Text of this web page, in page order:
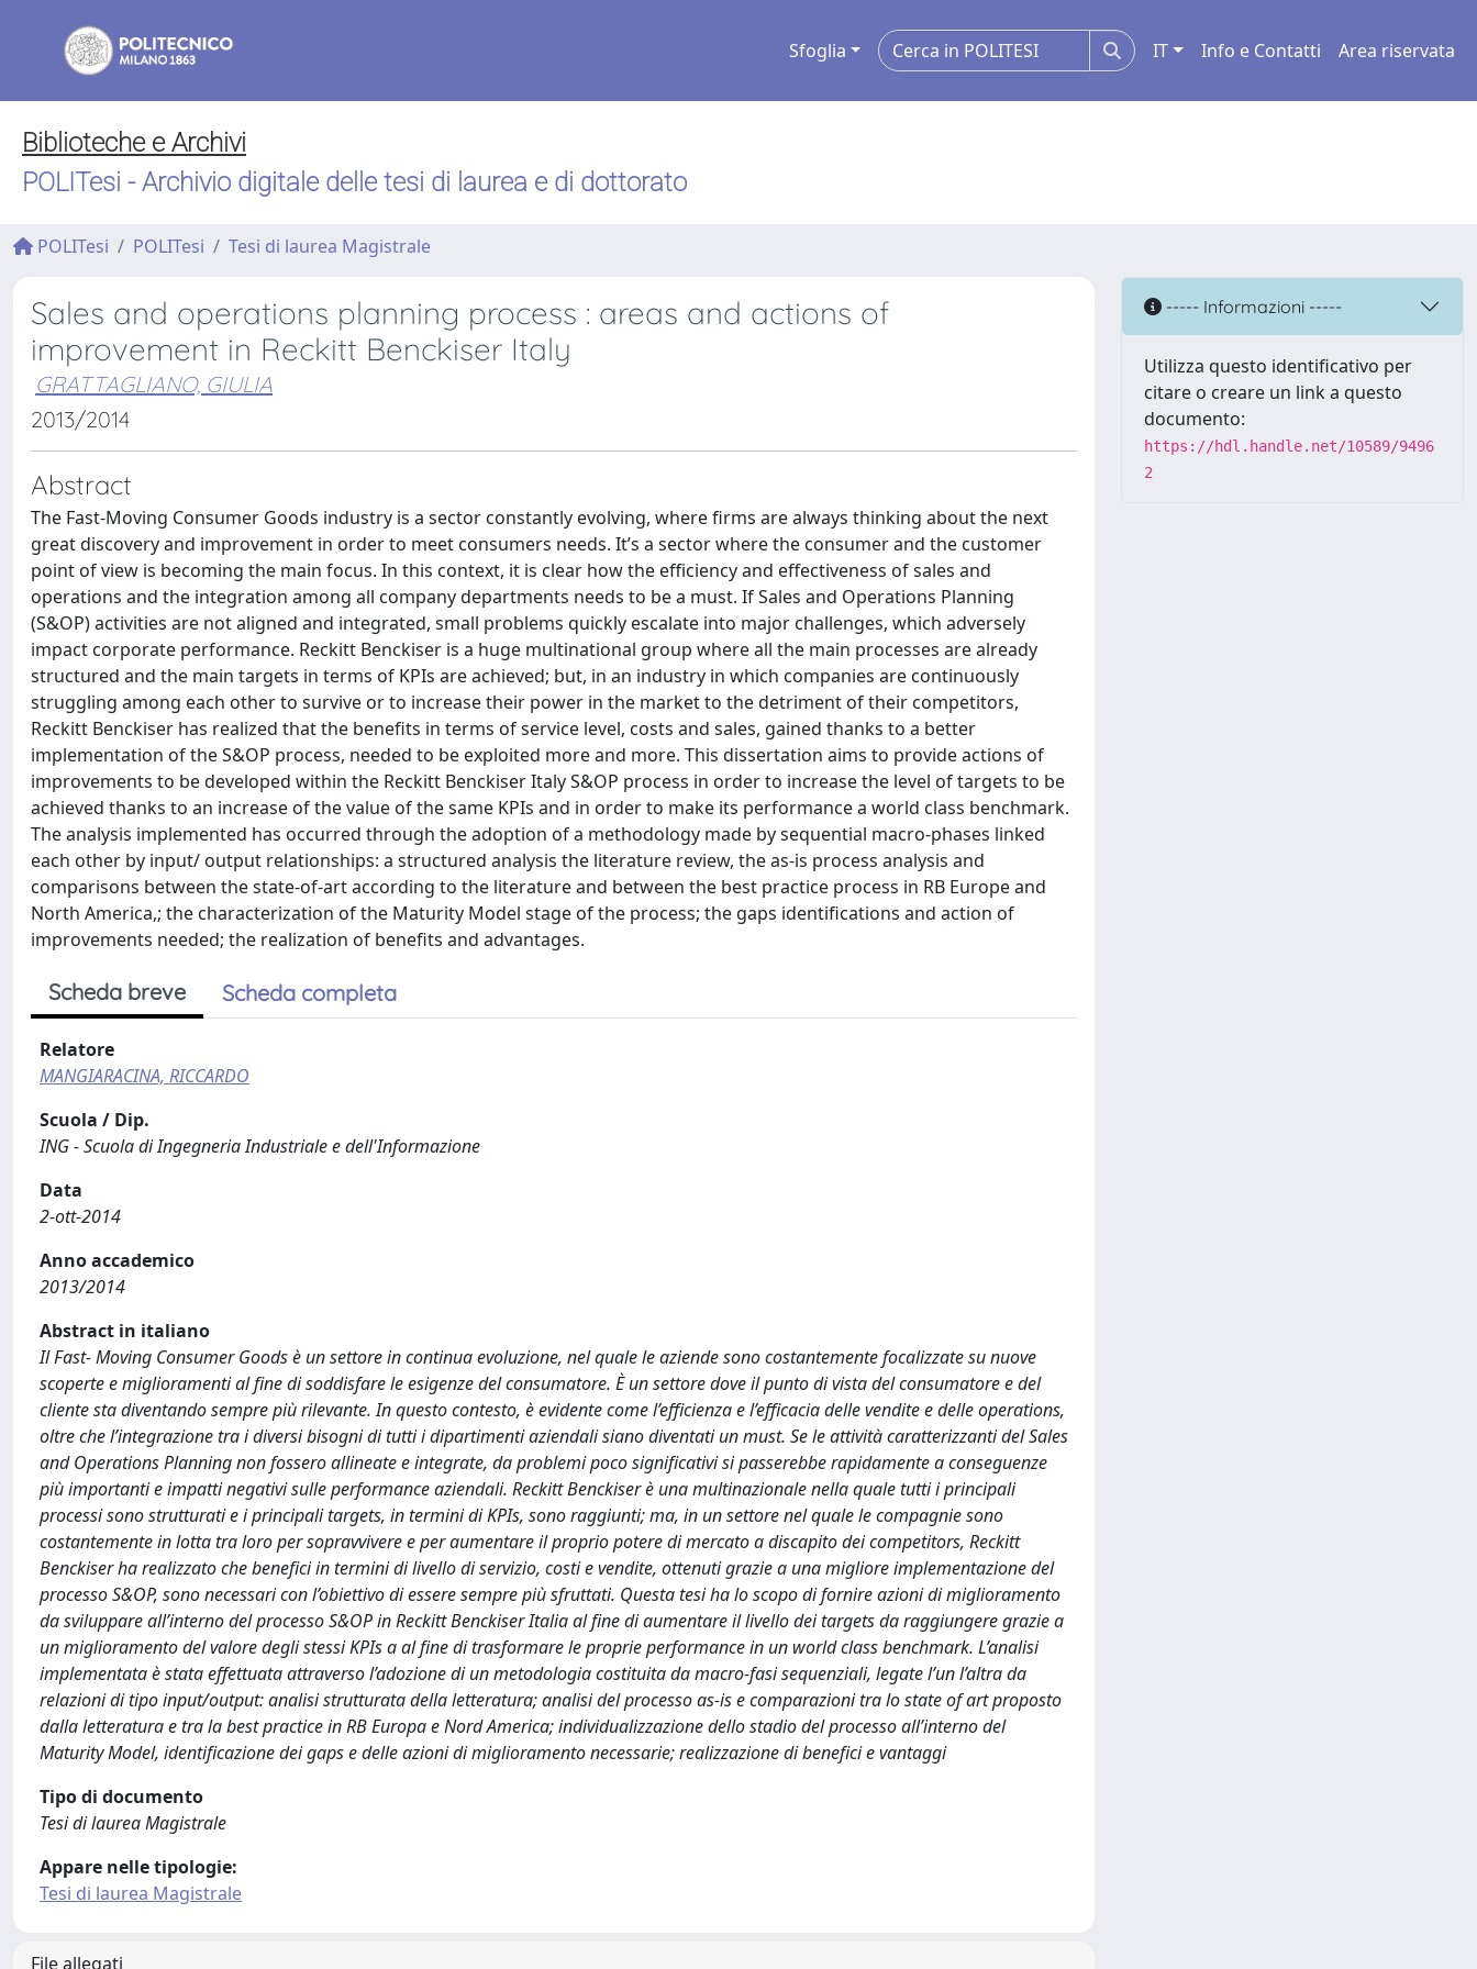
Sfoglia IT Info e Contatti Area riservata
Biblioteche e Archivi
POLITesi - Archivio digitale delle tesi di laurea e di dottorato
POLITesi POLITesi Tesi di laurea Magistrale
Sales and operations planning process : areas and actions of
improvement in Reckitt Benckiser Italy
GRATTAGLIANO, GIULIA
2013/2014
Abstract
The Fast-Moving Consumer Goods industry is a sector constantly evolving, where firms are always thinking about the next
great discovery and improvement in order to meet consumers needs. It’s a sector where the consumer and the customer
point of view is becoming the main focus. In this context, it is clear how the efficiency and effectiveness of sales and
operations and the integration among all company departments needs to be a must. If Sales and Operations Planning
(S&OP) activities are not aligned and integrated, small problems quickly escalate into major challenges, which adversely
impact corporate performance. Reckitt Benckiser is a huge multinational group where all the main processes are already
structured and the main targets in terms of KPIs are achieved; but, in an industry in which companies are continuously
struggling among each other to survive or to increase their power in the market to the detriment of their competitors,
Reckitt Benckiser has realized that the benefits in terms of service level, costs and sales, gained thanks to a better
implementation of the S&OP process, needed to be exploited more and more. This dissertation aims to provide actions of
improvements to be developed within the Reckitt Benckiser Italy S&OP process in order to increase the level of targets to be
achieved thanks to an increase of the value of the same KPIs and in order to make its performance a world class benchmark.
The analysis implemented has occurred through the adoption of a methodology made by sequential macro-phases linked
each other by input/ output relationships: a structured analysis the literature review, the as-is process analysis and
comparisons between the state-of-art according to the literature and between the best practice process in RB Europe and
North America,; the characterization of the Maturity Model stage of the process; the gaps identifications and action of
improvements needed; the realization of benefits and advantages.
Scheda breve Scheda completa
Relatore
MANGIARACINA, RICCARDO
Scuola / Dip.
ING - Scuola di Ingegneria Industriale e dell'Informazione
Data
2-ott-2014
Anno accademico
2013/2014
Abstract in italiano
Il Fast- Moving Consumer Goods è un settore in continua evoluzione, nel quale le aziende sono costantemente focalizzate su nuove
scoperte e miglioramenti al fine di soddisfare le esigenze del consumatore. È un settore dove il punto di vista del consumatore e del
cliente sta diventando sempre più rilevante. In questo contesto, è evidente come l’efficienza e l’efficacia delle vendite e delle operations,
oltre che l’integrazione tra i diversi bisogni di tutti i dipartimenti aziendali siano diventati un must. Se le attività caratterizzanti del Sales
and Operations Planning non fossero allineate e integrate, da problemi poco significativi si passerebbe rapidamente a conseguenze
più importanti e impatti negativi sulle performance aziendali. Reckitt Benckiser è una multinazionale nella quale tutti i principali
processi sono strutturati e i principali targets, in termini di KPIs, sono raggiunti; ma, in un settore nel quale le compagnie sono
costantemente in lotta tra loro per sopravvivere e per aumentare il proprio potere di mercato a discapito dei competitors, Reckitt
Benckiser ha realizzato che benefici in termini di livello di servizio, costi e vendite, ottenuti grazie a una migliore implementazione del
processo S&OP, sono necessari con l’obiettivo di essere sempre più sfruttati. Questa tesi ha lo scopo di fornire azioni di miglioramento
da sviluppare all’interno del processo S&OP in Reckitt Benckiser Italia al fine di aumentare il livello dei targets da raggiungere grazie a
un miglioramento del valore degli stessi KPIs a al fine di trasformare le proprie performance in un world class benchmark. L’analisi
implementata è stata effettuata attraverso l’adozione di un metodologia costituita da macro-fasi sequenziali, legate l’un l’altra da
relazioni di tipo input/output: analisi strutturata della letteratura; analisi del processo as-is e comparazioni tra lo state of art proposto
dalla letteratura e tra la best practice in RB Europa e Nord America; individualizzazione dello stadio del processo all’interno del
Maturity Model, identificazione dei gaps e delle azioni di miglioramento necessarie; realizzazione di benefici e vantaggi
Tipo di documento
Tesi di laurea Magistrale
Appare nelle tipologie:
Tesi di laurea Magistrale
File allegati
----- Informazioni -----
Utilizza questo identificativo per
citare o creare un link a questo
documento:
https://hdl.handle.net/10589/9496
2